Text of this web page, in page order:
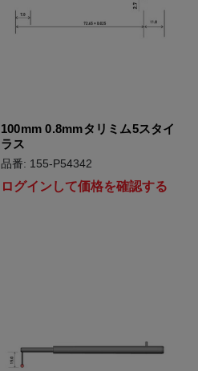
100mm 0.8mmタリミム5スタイ
ラス
品番: 155-P54342
ログインして価格を確認する